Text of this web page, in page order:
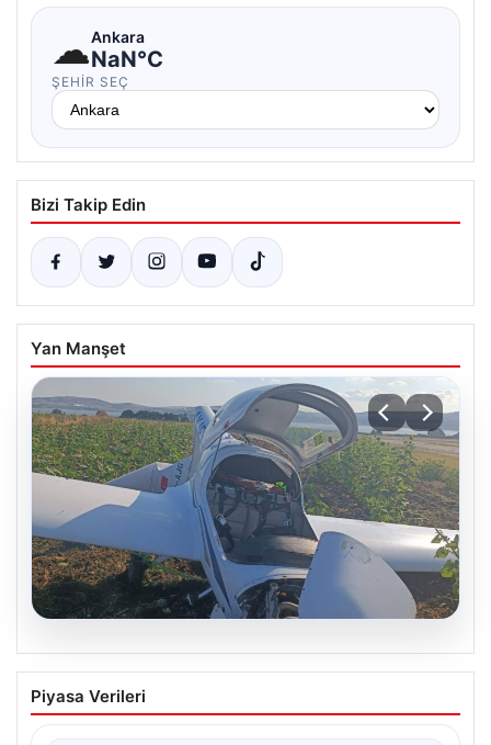
☁Ankara
NaN°C
ŞEHIR SEÇ
Bizi Takip Edin
Yan Manşet
Uçak sert iniş yaptı: Pilot yaralandı
Piyasa Verileri